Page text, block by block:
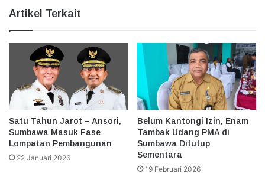
Artikel Terkait
Satu Tahun Jarot – Ansori,
Sumbawa Masuk Fase
Lompatan Pembangunan
22 Januari 2026
Belum Kantongi Izin, Enam
Tambak Udang PMA di
Sumbawa Ditutup
Sementara
19 Februari 2026